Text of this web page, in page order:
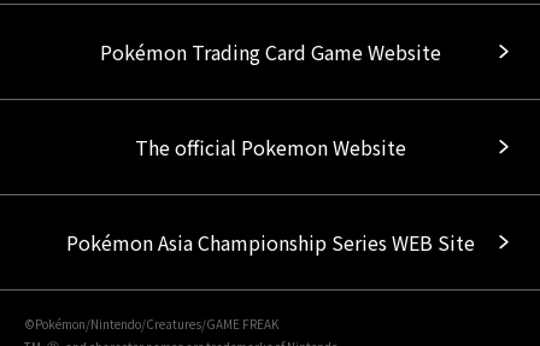
Pokémon Trading Card Game Website
The official Pokemon Website
Pokémon Asia Championship Series WEB Site
©Pokémon/Nintendo/Creatures/GAME FREAK